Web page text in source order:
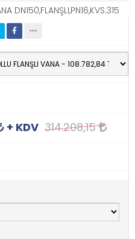
DN150,FLANŞLI,PN16,KVS:315
+ KDV 314.208,15